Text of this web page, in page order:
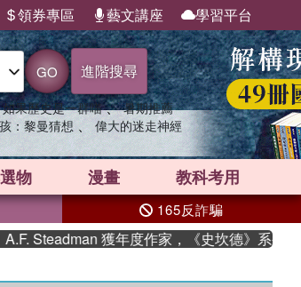
領券專區 藝文講座 學習平台
GO 進階搜尋
如果歷史是一群喵 、 暑期推薦
：黎曼猜想 、 偉大的迷走神經
物 漫畫 教科考用
165反詐騙
Steadman 獲年度作家，《史坎德》系列帶你